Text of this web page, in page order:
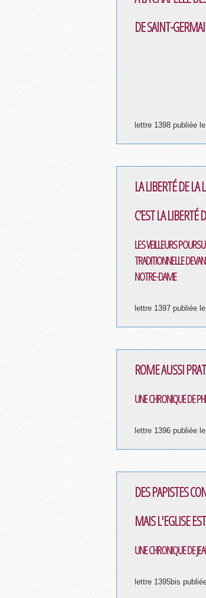
DE SAINT-
lettre 1398 publiée
LA LIBERTÉ DE
C’EST LA LIBERTÉ
LES VEILLEURS
TRADITIONNELLE
NOTRE-DAME
lettre 1397 publiée
ROME AUSSI
UNE CHRONIQUE DE
lettre 1396 publiée
DES PAPISTES
MAIS L'EGLISE
UNE CHRONIQUE DE
lettre 1395bis